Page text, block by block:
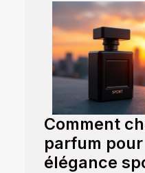
Comment
parfum
élégance